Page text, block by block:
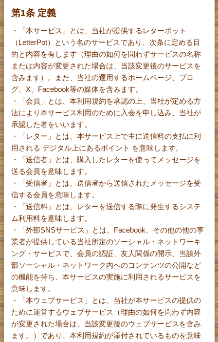
第1条 定義
・「本サービス」とは、当社が提供するレターポット
（LetterPot）という名のサービスであり、次条に定める目
的と内容を有します（理由の如何を問わずサービスの名称
または内容が変更された場合は、当該変更後のサービスを
含みます）。また、当社の運用するホームページ、ブロ
グ、X、Facebook等の媒体を含みます。
・「会員」とは、本利用規約を承認の上、当社が定める方
法により本サービス利用のために入会を申し込み、当社が
承認した者をいいます。
・「レター」とは、本サービス上で主に送信料の支払に利
用される デジタル上にあるポイント を意味します。
・「送信者」とは、購入したレターを使ってメッセージを
送る会員を意味します。
・「受信者」とは、送信者から送信されたメッセージを受
信する会員を意味します。
・「送信料」とは、レターを送信する際に発生するシステ
ム利用料を意味します。
・「外部SNSサービス」とは、Facebook、その他の他の事
業者が提供している当社所定のソーシャル・ネットワーキ
ング・サービスで、会員の認証、友人関係の開示、当該外
部ソーシャル・ネットワーク内へのコンテンツの公開など
の機能を持ち、本サービスの実施に利用されるサービスを
意味します。
・「本ウェブサービス」とは、当社が本サービスの提供の
ために運営するウェブサービス（理由の如何を問わず内容
が変更された場合は、当該変更後のウェブサービスを含み
ます。）であり、本利用規約が添付されているものを意味